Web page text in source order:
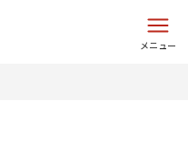
メニュー